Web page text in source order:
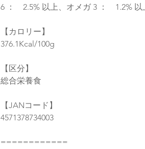
6 ： 2.5% 以上、オメガ 3 ： 1.2% 以
【カロリー】
376.1Kcal/100g
【区分】
総合栄養食
【JANコード】
4571378734003
============